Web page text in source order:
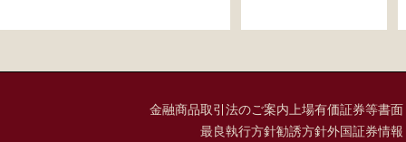
金融商品取引法のご案内 上場有価証券等書
最良執行方針勧誘方針外国証券情